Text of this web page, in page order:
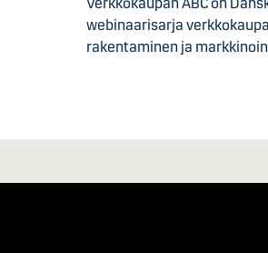
webinaarisarja
rakentaminen ja